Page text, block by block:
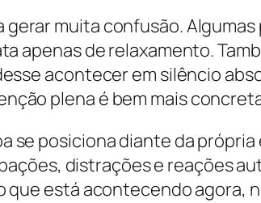
muita confusão.
apenas de relaxamento.
acontecer em silêncio
plena é bem mais
se posiciona diante da
distrações e reações
está acontecendo agora,